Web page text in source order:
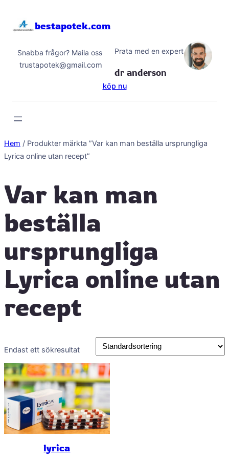
bestapotek.com
Snabba frågor? Maila oss
trustapotek@gmail.com
Prata med en expert
dr anderson
köp nu
Hem / Produkter märkta ”Var kan man beställa ursprungliga
Lyrica online utan recept”
Var kan man
beställa
ursprungliga
Lyrica online utan
recept
Endast ett sökresultat
lyrica